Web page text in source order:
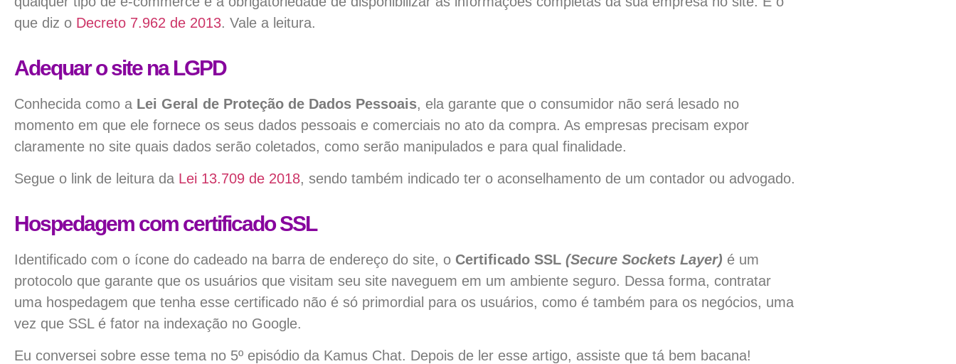
que diz o Decreto 7.962 de 2013. Vale a leitura.
Adequar o site na LGPD
Conhecida como a Lei Geral de Proteção de Dados Pessoais, ela garante que o consumidor não será lesado no
momento em que ele fornece os seus dados pessoais e comerciais no ato da compra. As empresas precisam expor
claramente no site quais dados serão coletados, como serão manipulados e para qual finalidade.
Segue o link de leitura da Lei 13.709 de 2018, sendo também indicado ter o aconselhamento de um contador ou advogado.
Hospedagem com certificado SSL
Identificado com o ícone do cadeado na barra de endereço do site, o Certificado SSL (Secure Sockets Layer) é um
protocolo que garante que os usuários que visitam seu site naveguem em um ambiente seguro. Dessa forma, contratar
uma hospedagem que tenha esse certificado não é só primordial para os usuários, como é também para os negócios, uma
vez que SSL é fator na indexação no Google.
Eu conversei sobre esse tema no 5º episódio da Kamus Chat. Depois de ler esse artigo, assiste que tá bem bacana!